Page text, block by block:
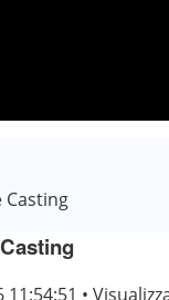
Casting
•